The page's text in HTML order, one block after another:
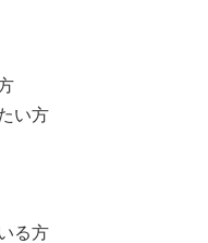
い方
る方